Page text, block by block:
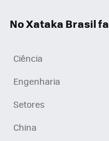
No Xataka Brasil
Ciência
Engenharia
Setores
China